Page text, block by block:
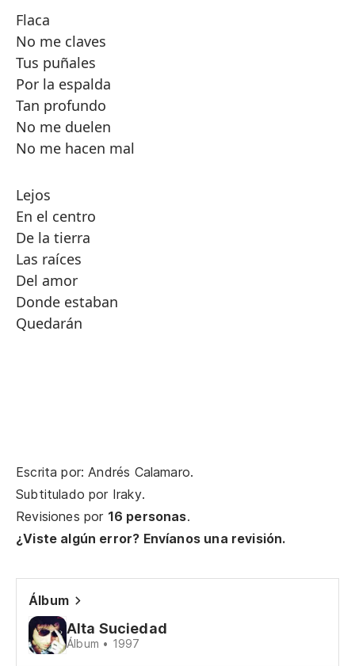
Flaca
No me claves
Tus puñales
Por la espalda
Tan profundo
No me duelen
No me hacen mal
Lejos
En el centro
De la tierra
Las raíces
Del amor
Donde estaban
Quedarán
Escrita por: Andrés Calamaro.
Subtitulado por Iraky.
Revisiones por 16 personas.
¿Viste algún error? Envíanos una revisión.
Álbum
Alta Suciedad
Álbum • 1997